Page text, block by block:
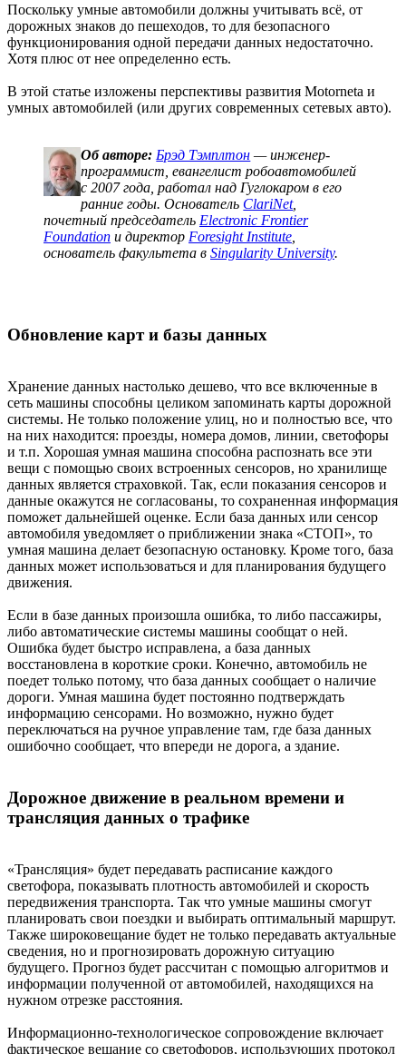
Поскольку умные автомобили должны учитывать всё, от
дорожных знаков до пешеходов, то для безопасного
функционирования одной передачи данных недостаточно.
Хотя плюс от нее определенно есть.
В этой статье изложены перспективы развития Motornetа и
умных автомобилей (или других современных сетевых авто).
Об авторе: Брэд Тэмплтон — инженер-
программист, евангелист робоавтомобилей
с 2007 года, работал над Гуглокаром в его
ранние годы. Основатель ClariNet,
почетный председатель Electronic Frontier
Foundation и директор Foresight Institute
основатель факультета в Singularity University.
Обновление карт и базы данных
Хранение данных настолько дешево, что все включенные в
сеть машины способны целиком запоминать карты дорожной
системы. Не только положение улиц, но и полностью все, что
на них находится: проезды, номера домов, линии, светофоры
и т.п. Хорошая умная машина способна распознать все эти
вещи с помощью своих встроенных сенсоров, но хранилище
данных является страховкой. Так, если показания сенсоров и
данные окажутся не согласованы, то сохраненная информация
поможет дальнейшей оценке. Если база данных или сенсор
автомобиля уведомляет о приближении знака «СТОП», то
умная машина делает безопасную остановку. Кроме того, база
данных может использоваться и для планирования будущего
движения.
Если в базе данных произошла ошибка, то либо пассажиры,
либо автоматические системы машины сообщат о ней.
Ошибка будет быстро исправлена, а база данных
восстановлена в короткие сроки. Конечно, автомобиль не
поедет только потому, что база данных сообщает о наличие
дороги. Умная машина будет постоянно подтверждать
информацию сенсорами. Но возможно, нужно будет
переключаться на ручное управление там, где база данных
ошибочно сообщает, что впереди не дорога, а здание.
Дорожное движение в реальном времени и
трансляция данных о трафике
«Трансляция» будет передавать расписание каждого
светофора, показывать плотность автомобилей и скорость
передвижения транспорта. Так что умные машины смогут
планировать свои поездки и выбирать оптимальный маршрут.
Также широковещание будет не только передавать актуальные
сведения, но и прогнозировать дорожную ситуацию
будущего. Прогноз будет рассчитан с помощью алгоритмов и
информации полученной от автомобилей, находящихся на
нужном отрезке расстояния.
Информационно-технологическое сопровождение включает
фактическое вещание со светофоров, использующих протокол